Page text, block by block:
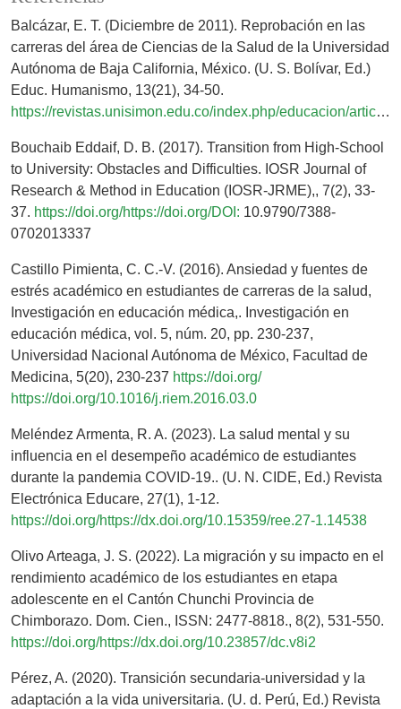
Balcázar, E. T. (Diciembre de 2011). Reprobación en las
carreras del área de Ciencias de la Salud de la Universidad
Autónoma de Baja California, México. (U. S. Bolívar, Ed.)
Educ. Humanismo, 13(21), 34-50.
https://revistas.unisimon.edu.co/index.php/educacion/article/view/2262
Bouchaib Eddaif, D. B. (2017). Transition from High-School
to University: Obstacles and Difficulties. IOSR Journal of
Research & Method in Education (IOSR-JRME),, 7(2), 33-
37. https://doi.org/https://doi.org/DOI: 10.9790/7388-
0702013337
Castillo Pimienta, C. C.-V. (2016). Ansiedad y fuentes de
estrés académico en estudiantes de carreras de la salud,
Investigación en educación médica,. Investigación en
educación médica, vol. 5, núm. 20, pp. 230-237,
Universidad Nacional Autónoma de México, Facultad de
Medicina, 5(20), 230-237 https://doi.org/
https://doi.org/10.1016/j.riem.2016.03.0
Meléndez Armenta, R. A. (2023). La salud mental y su
influencia en el desempeño académico de estudiantes
durante la pandemia COVID-19.. (U. N. CIDE, Ed.) Revista
Electrónica Educare, 27(1), 1-12.
https://doi.org/https://dx.doi.org/10.15359/ree.27-1.14538
Olivo Arteaga, J. S. (2022). La migración y su impacto en el
rendimiento académico de los estudiantes en etapa
adolescente en el Cantón Chunchi Provincia de
Chimborazo. Dom. Cien., ISSN: 2477-8818., 8(2), 531-550.
https://doi.org/https://dx.doi.org/10.23857/dc.v8i2
Pérez, A. (2020). Transición secundaria-universidad y la
adaptación a la vida universitaria. (U. d. Perú, Ed.) Revista